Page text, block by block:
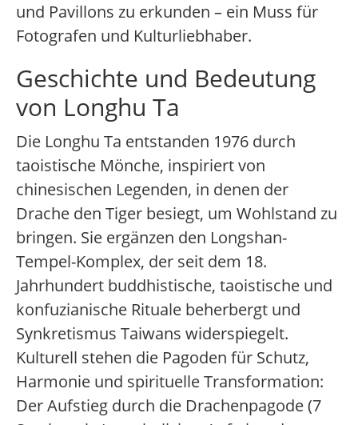
und Pavillons zu erkunden – ein Muss für
Fotografen und Kulturliebhaber.
Geschichte und Bedeutung
von Longhu Ta
Die Longhu Ta entstanden 1976 durch
taoistische Mönche, inspiriert von
chinesischen Legenden, in denen der
Drache den Tiger besiegt, um Wohlstand zu
bringen. Sie ergänzen den Longshan-
Tempel-Komplex, der seit dem 18.
Jahrhundert buddhistische, taoistische und
konfuzianische Rituale beherbergt und
Synkretismus Taiwans widerspiegelt.
Kulturell stehen die Pagoden für Schutz,
Harmonie und spirituelle Transformation:
Der Aufstieg durch die Drachenpagode (7